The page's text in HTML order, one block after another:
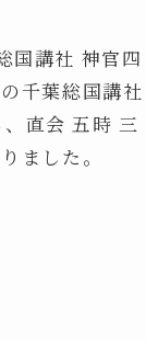
国講社 神官四
千葉総国講社
直会 五時 三
ました。